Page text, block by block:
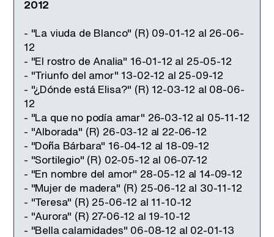
2012
- "La viuda de Blanco" (R) 09-01-12 al 26-06-
12
- "El rostro de Analia" 16-01-12 al 25-05-12
- "Triunfo del amor" 13-02-12 al 25-09-12
- "¿Dónde está Elisa?" (R) 12-03-12 al 08-06-
12
- "La que no podía amar" 26-03-12 al 05-11-12
- "Alborada" (R) 26-03-12 al 22-06-12
- "Doña Bárbara" 16-04-12 al 18-09-12
- "Sortilegio" (R) 02-05-12 al 06-07-12
- "En nombre del amor" 28-05-12 al 14-09-12
- "Mujer de madera" (R) 25-06-12 al 30-11-12
- "Teresa" (R) 25-06-12 al 11-10-12
- "Aurora" (R) 27-06-12 al 19-10-12
- "Bella calamidades" 06-08-12 al 02-01-13